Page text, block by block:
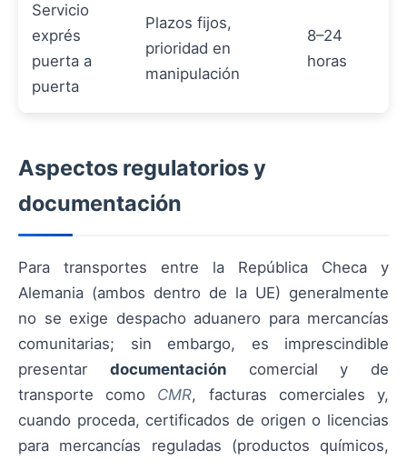
Servicio
exprés
puerta a
puerta
Plazos fijos,
prioridad en
manipulación
8–24
horas
Aspectos regulatorios y
documentación
Para transportes entre la República Checa y
Alemania (ambos dentro de la UE) generalmente
no se exige despacho aduanero para mercancías
comunitarias; sin embargo, es imprescindible
presentar documentacióncomercial y de
transporte como CMR, facturas comerciales y,
cuando proceda, certificados de origen o licencias
para mercancías reguladas (productos químicos,